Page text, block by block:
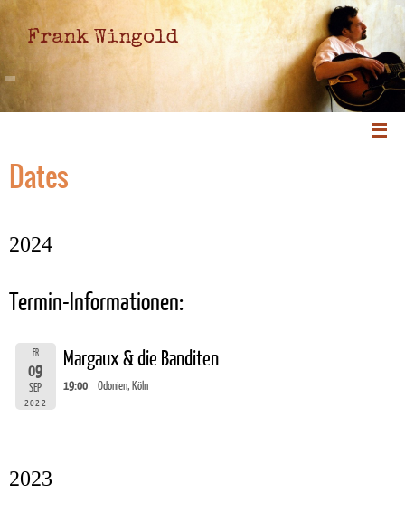
Frank Wingold
Dates
2024
Termin-Informationen:
FR
09
SEP
2022
Margaux & die Banditen
19:00 Odonien, Köln
2023